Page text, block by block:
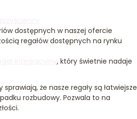
dostępnych w naszej ofercie
regałów dostępnych na rynku
, który świetnie nadaje
że nasze regały są łatwiejsze
rozbudowy. Pozwala to na